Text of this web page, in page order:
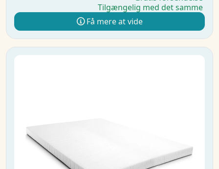
Tilgængelig med det samme
Få mere at vide